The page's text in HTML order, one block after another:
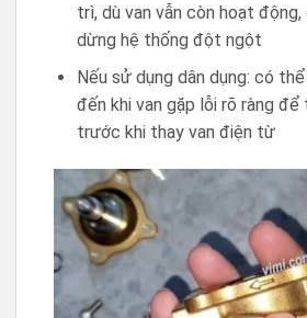
trì, dù van vẫn còn hoạt động,
dừng hệ thống đột ngột
Nếu sử dụng dân dụng: có
đến khi van gặp lỗi rõ ràng
trước khi thay van điện từ